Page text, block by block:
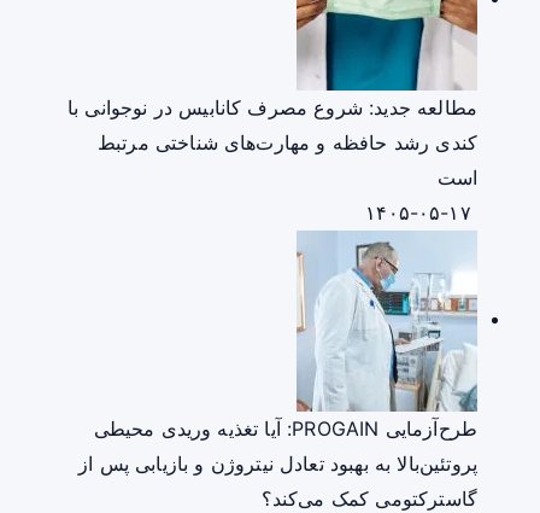
مطالعه جدید: شروع مصرف کانابیس در نوجوانی با
کندی رشد حافظه و مهارت‌های شناختی مرتبط
است
طرح‌آزمایی PROGAIN: آیا تغذیه وریدی محیطی
پروتئین‌بالا به بهبود تعادل نیتروژن و بازیابی پس از
گاسترکتومی کمک می‌کند؟